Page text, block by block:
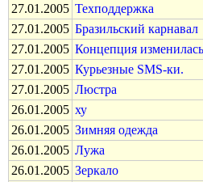
27.01.2005 Техподдержка
27.01.2005 Бразильский карнавал
27.01.2005 Концепция
27.01.2005 Курьезные SMS-ки.
27.01.2005 Люстра
26.01.2005 ху
26.01.2005 Зимняя одежда
26.01.2005 Лужа
26.01.2005 Зеркало